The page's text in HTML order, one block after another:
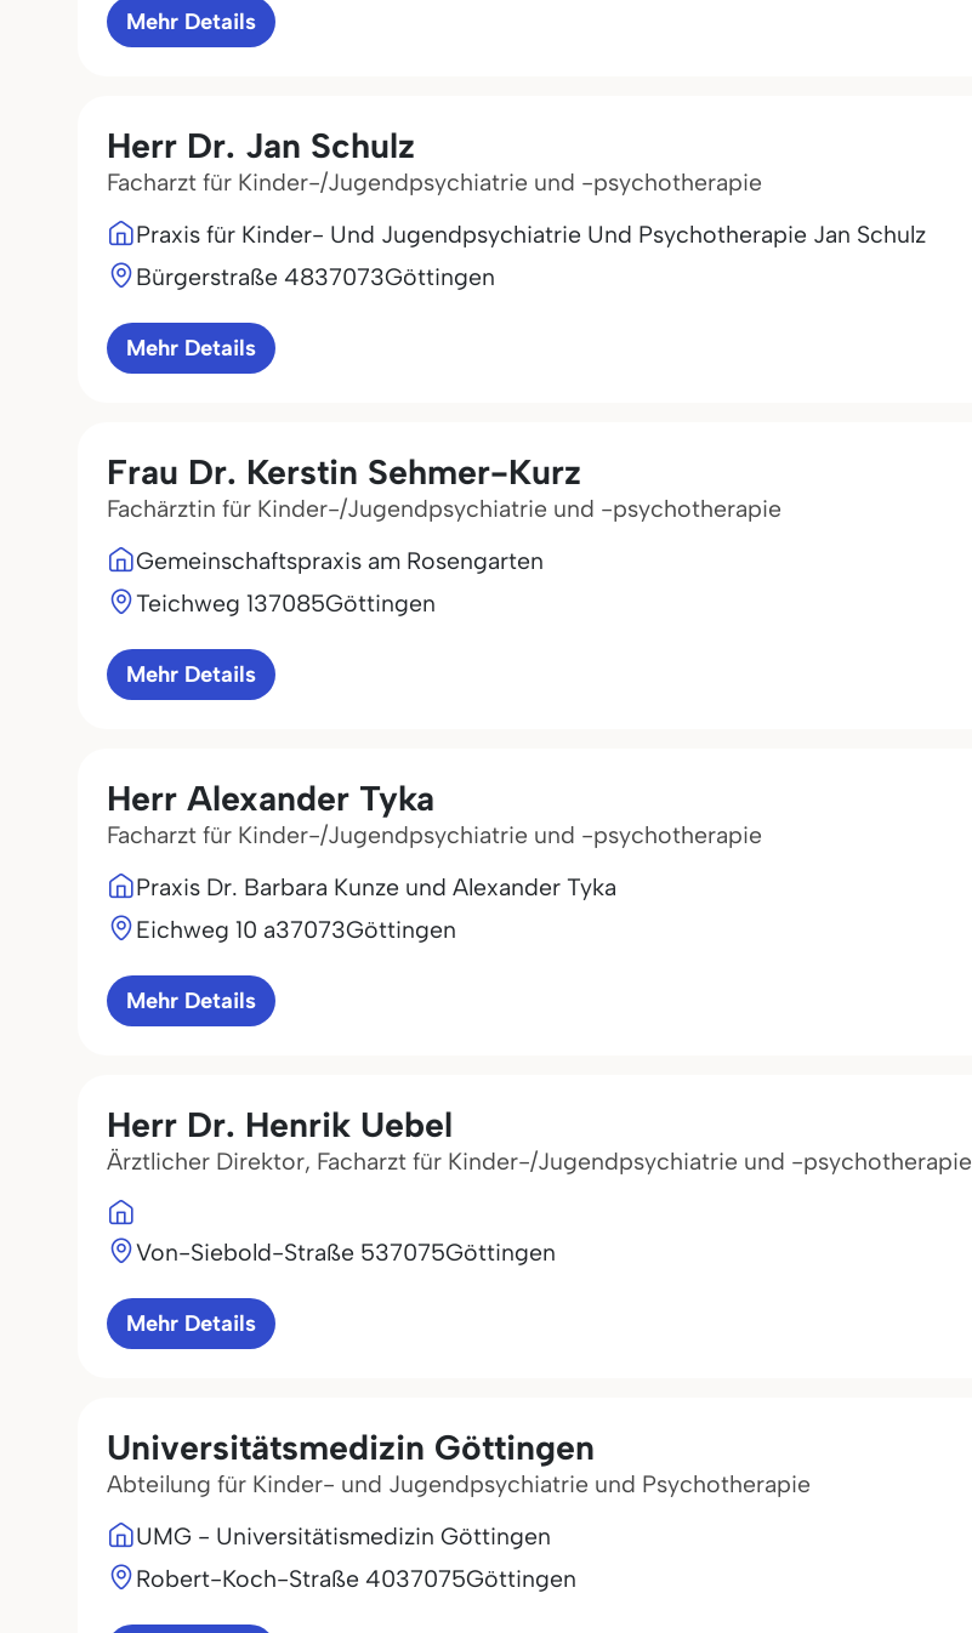
Mehr Details
Herr Dr. Jan Schulz
Facharzt für Kinder-/Jugendpsychiatrie und -psychotherapie
Praxis für Kinder- Und Jugendpsychiatrie Und Psychotherapie Jan Schulz
Bürgerstraße 4837073Göttingen
Mehr Details
Frau Dr. Kerstin Sehmer-Kurz
Fachärztin für Kinder-/Jugendpsychiatrie und -psychotherapie
Gemeinschaftspraxis am Rosengarten
Teichweg 137085Göttingen
Mehr Details
Herr Alexander Tyka
Facharzt für Kinder-/Jugendpsychiatrie und -psychotherapie
Praxis Dr. Barbara Kunze und Alexander Tyka
Eichweg 10 a37073Göttingen
Mehr Details
Herr Dr. Henrik Uebel
Ärztlicher Direktor, Facharzt für Kinder-/Jugendpsychiatrie und -psychotherapie
Von-Siebold-Straße 537075Göttingen
Mehr Details
Universitätsmedizin Göttingen
Abteilung für Kinder- und Jugendpsychiatrie und Psychotherapie
UMG - Universitätismedizin Göttingen
Robert-Koch-Straße 4037075Göttingen